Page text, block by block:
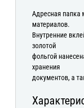
Адресная папка
материалов.
Внутренние
золотой
фольгой
хранения
документов, а